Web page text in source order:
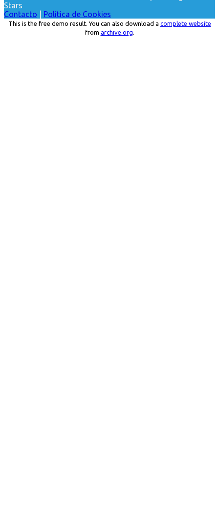
Stars
Contacto
Política de Cookies
This is the free demo result. You can also download a complete website
from archive.org.